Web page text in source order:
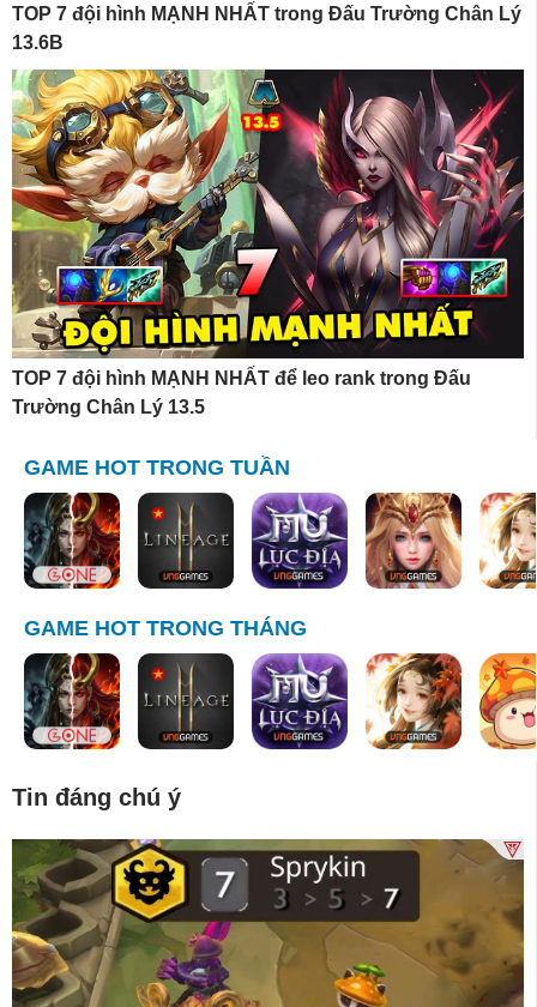
TOP 7 đội hình MẠNH NHẤT trong Đấu Trường Chân Lý
13.6B
TOP 7 đội hình MẠNH NHẤT để leo rank trong Đấu
Trường Chân Lý 13.5
GAME HOT TRONG TUẦN
GAME HOT TRONG THÁNG
Tin đáng chú ý